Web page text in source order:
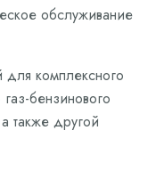
обслуживание
для комплексного
бензинового
также другой